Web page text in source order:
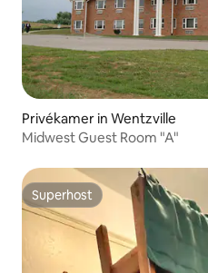
Privékamer in Wentzville
Midwest Guest Room "A"
Superhost
Superhost